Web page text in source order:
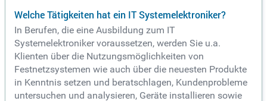
Welche Tätigkeiten hat ein IT Systemelektroniker?
In Berufen, die eine Ausbildung zum IT
Systemelektroniker voraussetzen, werden Sie u.a.
Klienten über die Nutzungsmöglichkeiten von
Festnetzsystemen wie auch über die neuesten Produkte
in Kenntnis setzen und beratschlagen, Kundenprobleme
untersuchen und analysieren, Geräte installieren sowie